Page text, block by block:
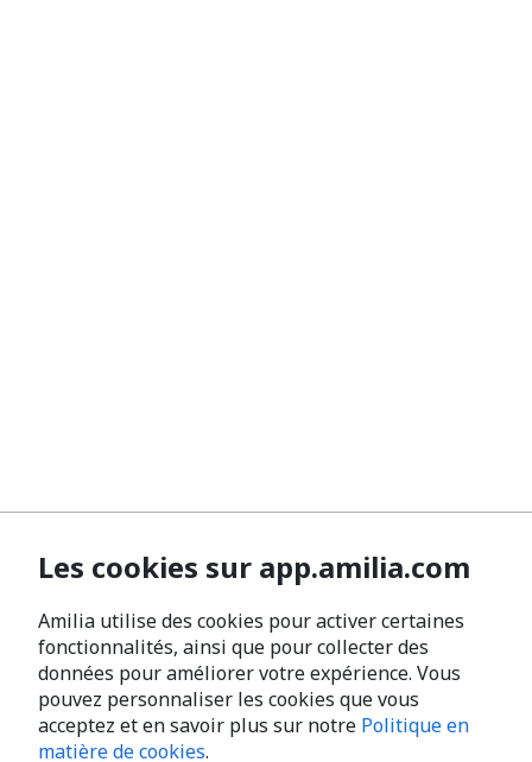
Les cookies sur app.amilia.com
Amilia utilise des cookies pour activer certaines
fonctionnalités, ainsi que pour collecter des
données pour améliorer votre expérience. Vous
pouvez personnaliser les cookies que vous
acceptez et en savoir plus sur notre Politique en
matière de cookies.